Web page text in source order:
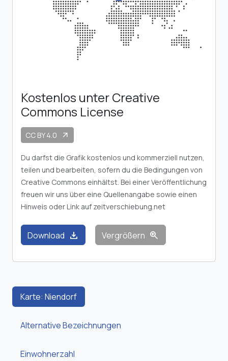
Kostenlos unter Creative
Commons License
CC BY 4.0 arrow_outward
Du darfst die Grafik kostenlos und kommerziell nutzen,
teilen und bearbeiten, sofern du die Bedingungen von
Creative Commons einhältst. Bei einer Veröffentlichung
freuen wir uns über eine Quellenangabe sowie einen
Hinweis oder Link auf zeitverschiebung.net
Download download Vergrößern zoom_in
Karte: Niendorf
Alternative Bezeichnungen
Einwohnerzahl